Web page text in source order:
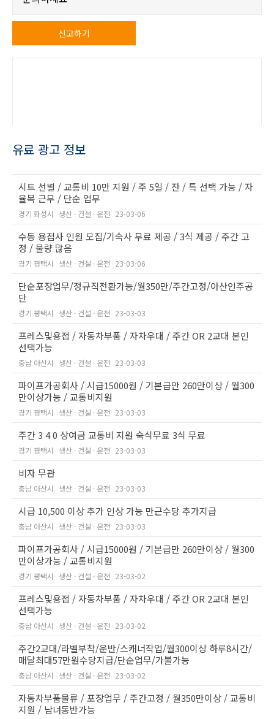
신고하기
유료 광고 정보
시트 선별 / 교통비 10만 지원 / 주 5일 / 잔 / 특 선택 가능 / 자
율복 근무 / 단순 업무
경기 화성시 생산 · 건설 · 운전 23-03-06
수동 용접사 인원 모집/기숙사 무료 제공 / 3식 제공 / 주간 고
정 / 물량 많음
경기 평택시 생산 · 건설 · 운전 23-03-06
단순포장업무/정규직전환가능/월350만/주간고정/아산인주공
단
경기 평택시 생산 · 건설 · 운전 23-03-03
프레스및용접 / 자동차부품 / 자차우대 / 주간 OR 2교대 본인
선택가능
충남 아산시 생산 · 건설 · 운전 23-03-03
파이프가공회사 / 시급15000원 / 기본급만 260만이상 / 월300
만이상가능 / 교통비지원
경기 평택시 생산 · 건설 · 운전 23-03-03
주간 3 4 0 상여금 교통비 지원 숙식무료 3식 무료
경기 평택시 생산 · 건설 · 운전 23-03-03
비자 무관
충남 아산시 생산 · 건설 · 운전 23-03-03
시급 10,500 이상 추가 인상 가능 만근수당 추가지급
충남 아산시 생산 · 건설 · 운전 23-03-03
파이프가공회사 / 시급15000원 / 기본급만 260만이상 / 월300
만이상가능 / 교통비지원
경기 평택시 생산 · 건설 · 운전 23-03-02
프레스및용접 / 자동차부품 / 자차우대 / 주간 OR 2교대 본인
선택가능
충남 아산시 생산 · 건설 · 운전 23-03-02
주간2교대/라벨부착/운반/스캐너작업/월300이상 하루8시간/
매달최대57만원수당지급/단순업무/가불가능
충남 아산시 생산 · 건설 · 운전 23-03-02
자동차부품물류 / 포장업무 / 주간고정 / 월350만이상 / 교통비
지원 / 남녀동반가능